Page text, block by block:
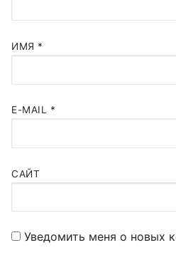
ИМЯ *
E-MAIL *
САЙТ
Уведомить меня о новых